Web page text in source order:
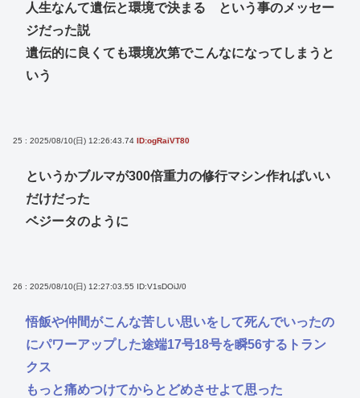
人生なんて遺伝と環境で決まる という事のメッセー
ジだった説
遺伝的に良くても環境次第でこんなになってしまうと
いう
25 : 2025/08/10(日) 12:26:43.74 ID:ogRaiVT80
というかブルマが300倍重力の修行マシン作ればいい
だけだった
ベジータのように
26 : 2025/08/10(日) 12:27:03.55 ID:V1sDOiJ/0
悟飯や仲間がこんな苦しい思いをして死んでいったの
にパワーアップした途端17号18号を瞬56するトラン
クス
もっと痛めつけてからとどめさせよて思った